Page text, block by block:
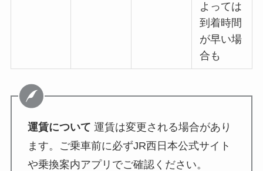
よっては
到着時間
が早い場
合も
運賃について 運賃は変更される場合があり
ます。ご乗車前に必ずJR西日本公式サイト
や乗換案内アプリでご確認ください。